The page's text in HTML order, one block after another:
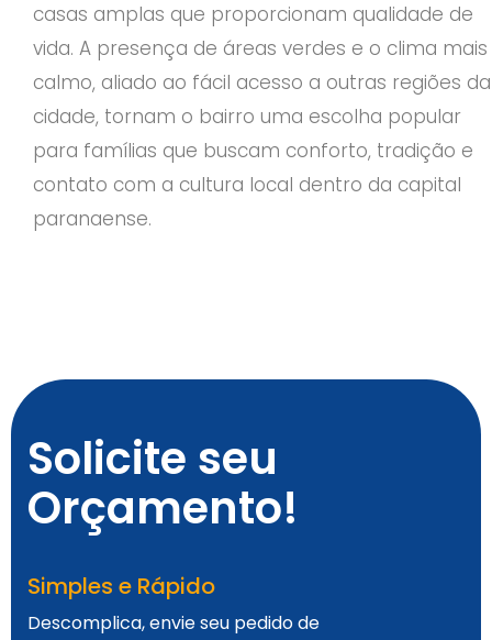
casas amplas que proporcionam qualidade de
vida. A presença de áreas verdes e o clima mais
calmo, aliado ao fácil acesso a outras regiões da
cidade, tornam o bairro uma escolha popular
para famílias que buscam conforto, tradição e
contato com a cultura local dentro da capital
paranaense.
Solicite seu
Orçamento!
Simples e Rápido
Descomplica, envie seu pedido de